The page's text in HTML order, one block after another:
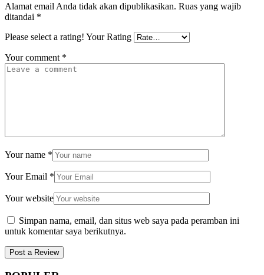
Alamat email Anda tidak akan dipublikasikan. Ruas yang wajib
ditandai *
Please select a rating! Your Rating
Your comment *
Your name *
Your Email *
Your website
Simpan nama, email, dan situs web saya pada peramban ini
untuk komentar saya berikutnya.